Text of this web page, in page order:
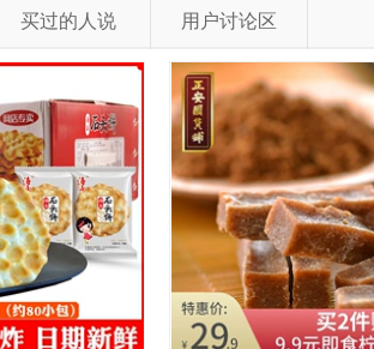
可立即进入卖家
好生活 -
560329165404
买过的人说 用户讨论区